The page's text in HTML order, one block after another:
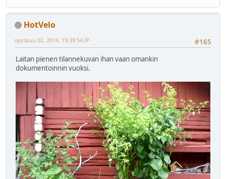
HotVelo
#165
syyskuu 02, 2014, 19:39:54 IP
Laitan pienen tilannekuvan ihan vaan omankin
dokumentoinnin vuoksi.